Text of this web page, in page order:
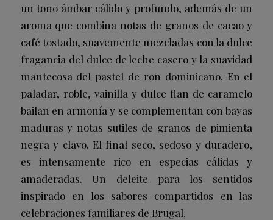
un tono ámbar cálido y profundo, además de un
aroma que combina notas de granos de cacao y
café tostado, suavemente mezcladas con la dulce
fragancia del dulce de leche casero y la suavidad
mantecosa del pastel de ron dominicano. En el
paladar, roble, vainilla y dulce flan de caramelo
bailan en armonía y se complementan con bayas
maduras y notas sutiles de granos de pimienta
negra y clavo. El final seco, sedoso y duradero,
es intensamente rico en especias cálidas y
amaderadas. Un deleite para los sentidos
inspirado en los sabores compartidos en las
celebraciones familiares de Brugal.